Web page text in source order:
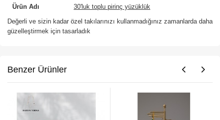
Ürün Adı
30'luk toplu pirinç yüzüklük
Değerli ve sizin kadar özel takılarınızı kullanmadığınız zamanlarda daha
güzelleştirmek için tasarladık
Benzer Ürünler